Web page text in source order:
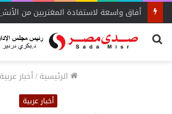
بحث
الرئيسية/أخبار عربية
أخبار عربية